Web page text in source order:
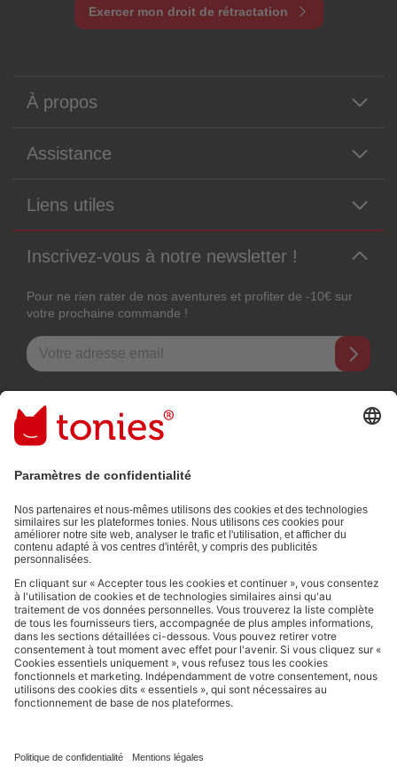
Exercer mon droit de rétractation
À propos
Assistance
Liens utiles
Inscrivez-vous à notre newsletter !
Pour ne rien rater de nos aventures et profiter de -10€ sur
votre prochaine commande !
Adresse e-mail
grâce aux informations que vous nous avez fournies (par ex. données
de votre compte) et aux données d'utilisation partagées à des fins
publicitaires (par ex. temps d'écoute). Révocable à tout moment, sans
Les moyens de paiement :
Liens vers les réseaux sociaux
© 2026 tonies GmbH
est expressément réservée et donc interdite, comme spécifié au point 14.4